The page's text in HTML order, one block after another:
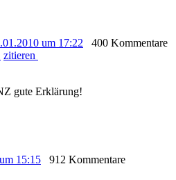
um 17:22
400 Kommentare
zitieren
gute Erklärung!
15:15
912 Kommentare